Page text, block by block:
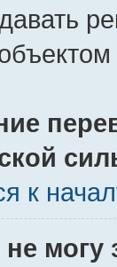
к
могу